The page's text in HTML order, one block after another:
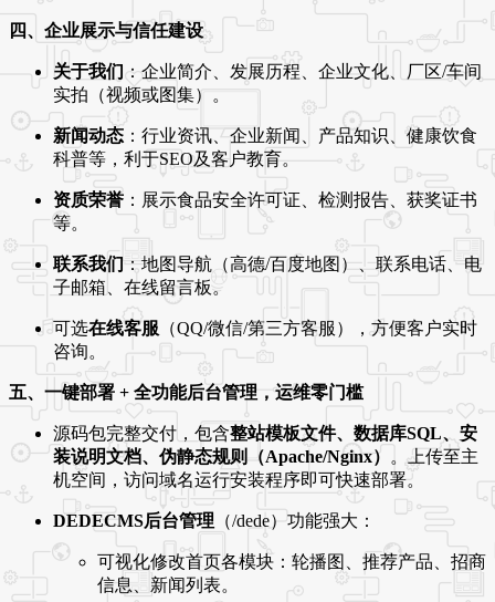
四、企业展示与信任建设
关于我们：企业简介、发展历程、企业文化、厂区/车间
实拍（视频或图集）。
新闻动态 ：行业资讯、企业新闻、产品知识、健康饮食
科普等，利于SEO及客户教育。
资质荣誉 ：展示食品安全许可证、检测报告、获奖证书
等。
联系我们：地图导航（高德/百度地图）、联系电话、电
子邮箱、在线留言板。
可选在线客服 （QQ/微信/第三方客服），方便客户实时
咨询。
五、一键部署 + 全功能后台管理，运维零门槛
源码包完整交付，包含整站模板文件、数据库SQL、安
装说明文档、伪静态规则（Apache/Nginx） 。上传至主
机空间，访问域名运行安装程序即可快速部署。
DEDECMS后台管理 （/dede）功能强大：
可视化修改首页各模块：轮播图、推荐产品、招商
信息、新闻列表。